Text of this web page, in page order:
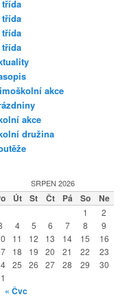
třída
třída
třída
třída
akce
akce
družina
SRPEN 2026
Út St Čt Pá So Ne
1
2
4 5 6 7 8
9
11 12 13 14 15
16
18 19 20 21 22
23
25 26 27 28 29
30
« Čvc